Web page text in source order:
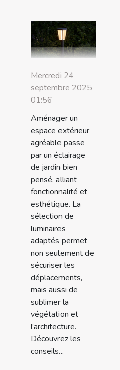
Mercredi 24
septembre 2025
01:56
Aménager un
espace extérieur
agréable passe
par un éclairage
de jardin bien
pensé, alliant
fonctionnalité et
esthétique. La
sélection de
luminaires
adaptés permet
non seulement de
sécuriser les
déplacements,
mais aussi de
sublimer la
végétation et
l’architecture.
Découvrez les
conseils...